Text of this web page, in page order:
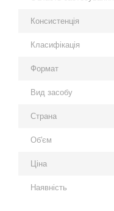
Консистенція
Класифікація
Формат
Вид засобу
Страна
Об'єм
Ціна
Наявність